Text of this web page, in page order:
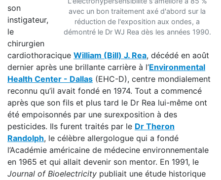
avec un bon traitement axé d'abord sur la
réduction de l'exposition aux ondes, a
démontré le Dr WJ Rea dès les années 1990.
son
instigateur,
le
chirurgien
cardiothoracique William (Bill) J. Rea, décédé en août
dernier après une brillante carrière à l’Environmental
Health Center - Dallas (EHC-D), centre mondialement
reconnu qu’il avait fondé en 1974. Tout a commencé
après que son fils et plus tard le Dr Rea lui-même ont
été empoisonnés par une surexposition à des
pesticides. Ils furent traités par le Dr Theron
Randolph, le célèbre allergologue qui a fondé
l’Académie américaine de médecine environnementale
en 1965 et qui allait devenir son mentor. En 1991, le
Journal of Bioelectricity publiait une étude historique